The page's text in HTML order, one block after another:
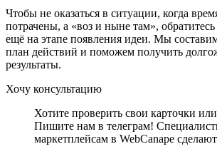
Чтобы не оказаться в ситуации, когда
потрачены, а «воз и ныне там»,
ещё на этапе появления идеи. Мы
план действий и поможем получить
результаты.
Хочу консультацию
Хотите проверить свои карточки
Пишите нам в телеграм!
маркетплейсам в WebCanape